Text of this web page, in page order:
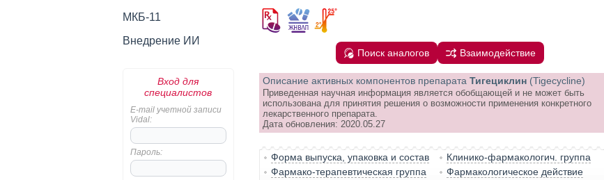
МКБ-11
Внедрение ИИ
Вход для
специалистов
E-mail учетной записи
Vidal:
Пароль:
Поиск аналогов Взаимодействие
Описание активных компонентов препарата Тигециклин (Tigecycline)
Приведенная научная информация является обобщающей и не может быть
использована для принятия решения о возможности применения конкретного
лекарственного препарата.
Дата обновления: 2020.05.27
Форма выпуска, упаковка и состав
Клинико-фармакологич. группа
Фармако-терапевтическая группа
Фармакологическое действие